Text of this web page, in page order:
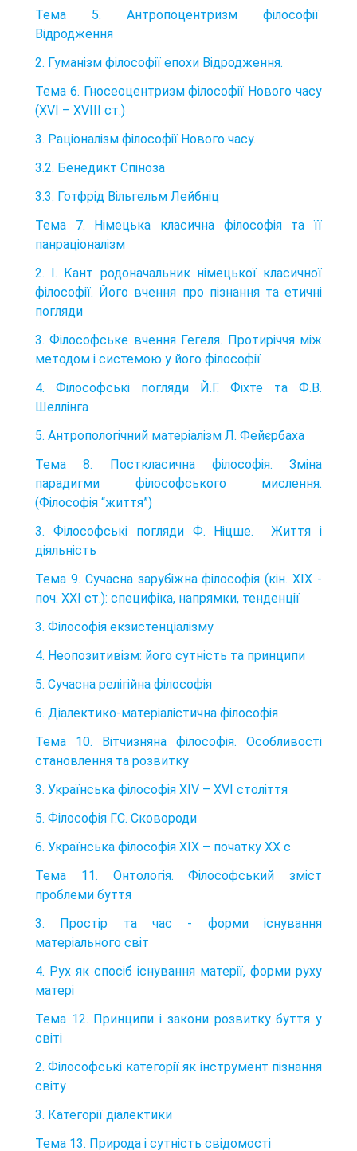
Тема 5. Антропоцентризм філософії
Відродження
2. Гуманізм філософії епохи Відродження.
Тема 6. Гносеоцентризм філософії Нового часу
(ХVІ – ХVІІІ ст.)
3. Раціоналізм філософії Нового часу.
3.2. Бенедикт Спіноза
3.3. Готфрід Вільгельм Лейбніц
Тема 7. Німецька класична філософія та її
панраціоналізм
2. І. Кант родоначальник німецької класичної
філософії. Його вчення про пізнання та етичні
погляди
3. Філософське вчення Гегеля. Протиріччя між
методом і системою у його філософії
4. Філософські погляди Й.Г. Фіхте та Ф.В.
Шеллінга
5. Антропологічний матеріалізм Л. Фейєрбаха
Тема 8. Посткласична філософія. Зміна
парадигми філософського мислення.
(Філософія “життя”)
3. Філософські погляди Ф. Ніцше. Життя і
діяльність
Тема 9. Сучасна зарубіжна філософія (кін. ХІХ -
поч. ХХІ ст.): специфіка, напрямки, тенденції
3. Філософія екзистенціалізму
4. Неопозитивізм: його сутність та принципи
5. Сучасна релігійна філософія
6. Діалектико-матеріалістична філософія
Тема 10. Вітчизняна філософія. Особливості
становлення та розвитку
3. Українська філософія ХІV – ХVІ століття
5. Філософія Г.С. Сковороди
6. Українська філософія ХІХ – початку ХХ с
Тема 11. Онтологія. Філософський зміст
проблеми буття
3. Простір та час - форми існування
матеріального світ
4. Рух як спосіб існування матерії, форми руху
матері
Тема 12. Принципи і закони розвитку буття у
світі
2. Філософські категорії як інструмент пізнання
світу
3. Категорії діалектики
Тема 13. Природа і сутність свідомості